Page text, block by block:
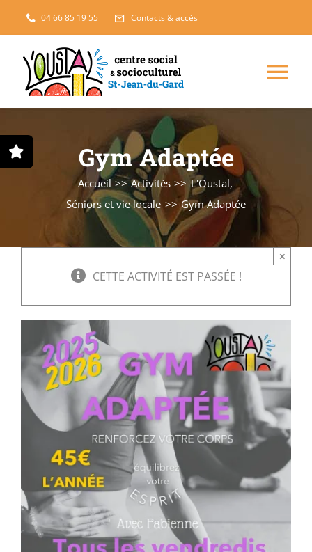
Passer
au
contenu
04 66 85 19 55 Contacts & accès
Projets solidaires
L’accueil
Séniors, Vie locale
Contacts
Gym Adaptée
Accueil Activités
L'Oustal
Séniors et vie locale
Gym Adaptée
CETTE ACTIVITÉ EST PASSÉE !
×